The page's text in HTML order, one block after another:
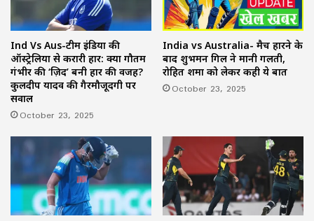
Ind Vs Aus-टीम इंडिया की
ऑस्ट्रेलिया से करारी हार: क्या गौतम
गंभीर की ‘ज़िद’ बनी हार की वजह?
कुलदीप यादव की गैरमौजूदगी पर
सवाल
October 23, 2025
India vs Australia- मैच हारने के
बाद शुभमन गिल ने मानी गलती,
रोहित शर्मा को लेकर कही ये बात
October 23, 2025